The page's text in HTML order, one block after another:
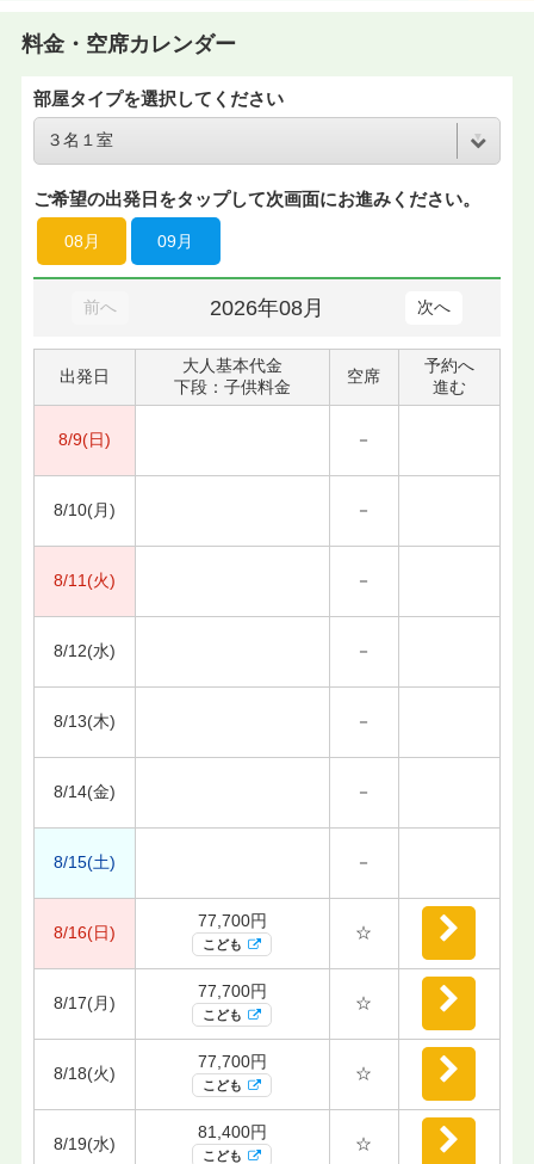
料金・空席カレンダー
部屋タイプを選択してください
ご希望の出発日をタップして次画面にお進みください。
08月 09月
前へ 2026年08月 次へ
出発日
大人基本代金
下段：子供料金
空席
予約へ
進む
8/9(日) －
8/10(月) －
8/11(火) －
8/12(水) －
8/13(木) －
8/14(金) －
8/15(土) －
8/16(日)
77,700円
こども
☆
8/17(月)
77,700円
こども
☆
8/18(火)
77,700円
こども
☆
8/19(水)
81,400円
こども
☆